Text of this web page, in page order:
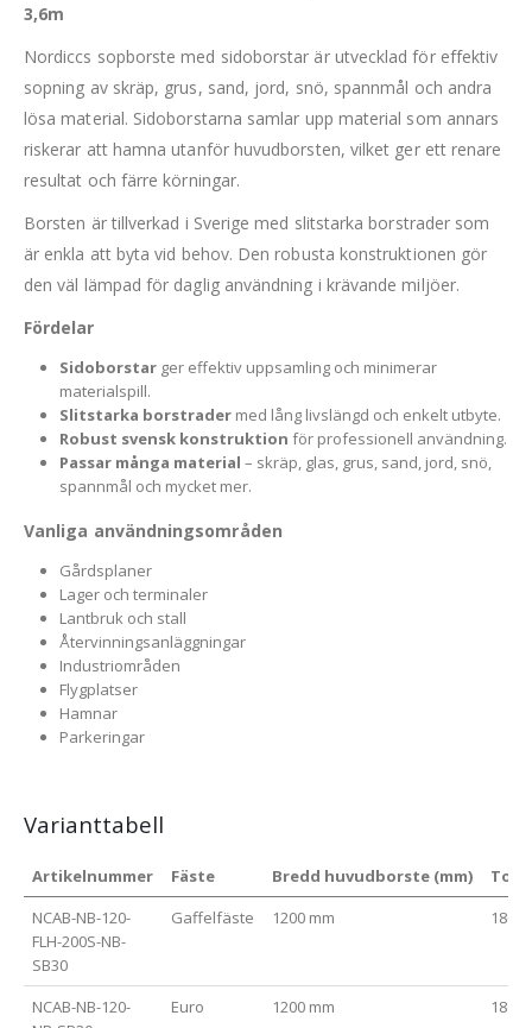
3,6m
Nordiccs sopborste med sidoborstar är utvecklad för effektiv
sopning av skräp, grus, sand, jord, snö, spannmål och andra
lösa material. Sidoborstarna samlar upp material som annars
riskerar att hamna utanför huvudborsten, vilket ger ett renare
resultat och färre körningar.
Borsten är tillverkad i Sverige med slitstarka borstrader som
är enkla att byta vid behov. Den robusta konstruktionen gör
den väl lämpad för daglig användning i krävande miljöer.
Fördelar
Sidoborstarger effektiv uppsamling och minimerar
materialspill.
Slitstarka borstradermed lång livslängd och enkelt utbyte.
Robust svensk konstruktion för professionell användning.
Passar många material – skräp, glas, grus, sand, jord, snö,
spannmål och mycket mer.
Vanliga användningsområden
Gårdsplaner
Lager och terminaler
Lantbruk och stall
Återvinningsanläggningar
Industriområden
Flygplatser
Hamnar
Parkeringar
Varianttabell
Artikelnummer Fäste Bredd huvudborste (mm)
NCAB-NB-120-
FLH-200S-NB-
SB30
Gaffelfäste 1200 mm 1800
NCAB-NB-120-
Euro 1200 mm 1800